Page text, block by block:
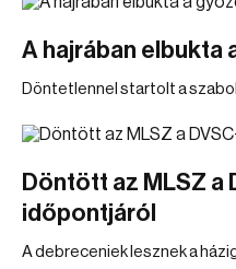
A hajrában elbukta
Döntetlennel startolt a
Döntött az MLSZ a
időpontjáról
A debreceniek lesznek a